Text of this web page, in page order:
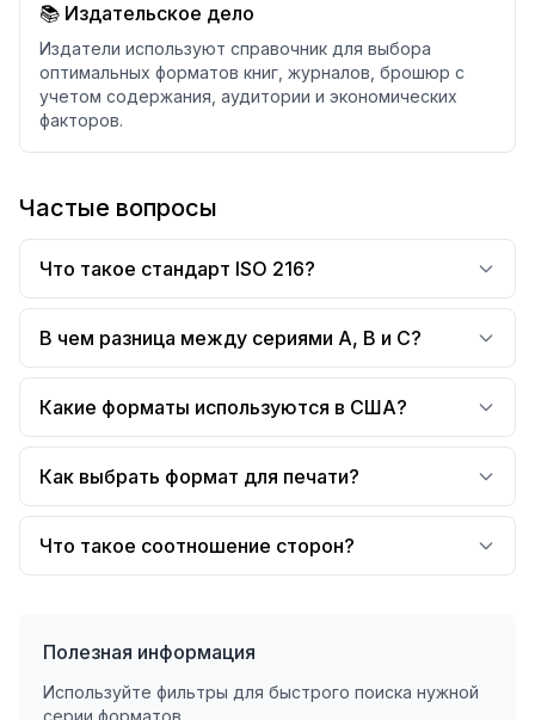
📚 Издательское дело
Издатели используют справочник для выбора
оптимальных форматов книг, журналов, брошюр с
учетом содержания, аудитории и экономических
факторов.
Частые вопросы
Что такое стандарт ISO 216?
В чем разница между сериями A, B и C?
Какие форматы используются в США?
Как выбрать формат для печати?
Что такое соотношение сторон?
Полезная информация
Используйте фильтры для быстрого поиска нужной